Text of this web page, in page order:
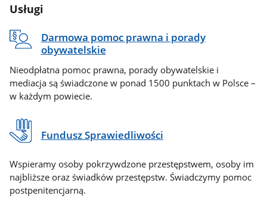
Usługi
Darmowa pomoc prawna i porady
obywatelskie
Nieodpłatna pomoc prawna, porady obywatelskie i
mediacja są świadczone w ponad 1500 punktach w Polsce –
w każdym powiecie.
Fundusz Sprawiedliwości
Wspieramy osoby pokrzywdzone przestępstwem, osoby im
najbliższe oraz świadków przestępstw. Świadczymy pomoc
postpenitencjarną.